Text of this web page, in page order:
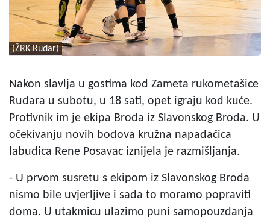
(ŽRK Rudar)
Nakon slavlja u gostima kod Zameta rukometašice
Rudara u subotu, u 18 sati, opet igraju kod kuće.
Protivnik im je ekipa Broda iz Slavonskog Broda. U
očekivanju novih bodova kružna napadačica
labudica Rene Posavac iznijela je razmišljanja.
- U prvom susretu s ekipom iz Slavonskog Broda
nismo bile uvjerljive i sada to moramo popraviti
doma. U utakmicu ulazimo puni samopouzdanja